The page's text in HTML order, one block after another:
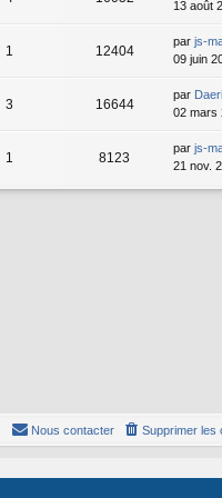
13 août
1 12404
par js-
09 juin
3 16644
par Daeri
02 mars
1 8123
par js-
21 nov.
Supprimer les
Nous contacter